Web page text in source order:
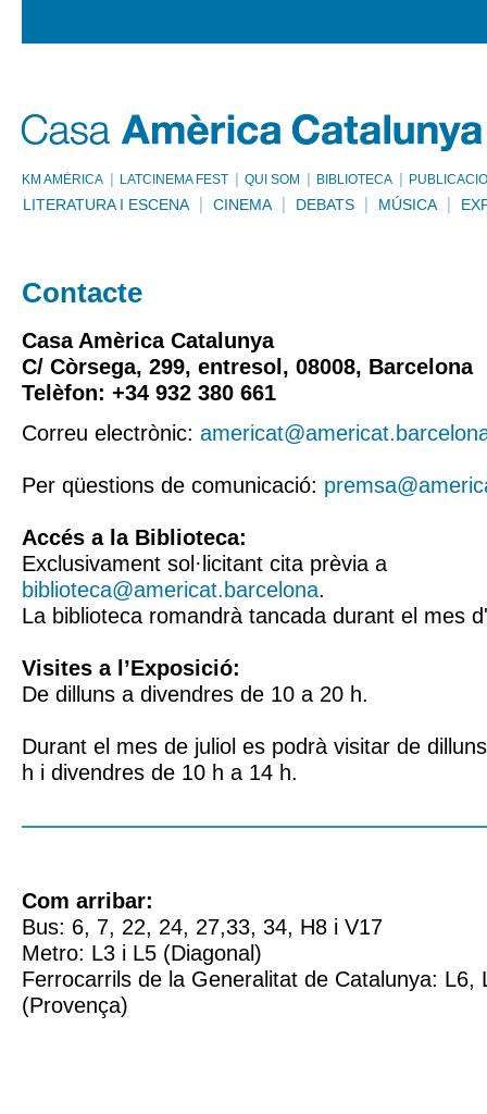
KM AMÈRICA LATCINEMA FEST QUI SOM BIBLIOTECA
LITERATURA I ESCENA CINEMA DEBATS MÚSICA
Contacte
Casa Amèrica Catalunya
C/ Còrsega, 299, entresol, 08008, Barcelona
Telèfon: +34 932 380 661
Correu electrònic:
Per qüestions de comunicació:
Accés a la Biblioteca:
Exclusivament sol·licitant cita prèvia a
biblioteca@americat.barcelona.
La biblioteca romandrà tancada durant el mes
Visites a l’Exposició:
De dilluns a divendres de 10 a 20 h.
Durant el mes de juliol es podrà visitar de
h i divendres de 10 h a 14 h.
Com arribar:
Bus: 6, 7, 22, 24, 27,33, 34, H8 i V17
Metro: L3 i L5 (Diagonal)
Ferrocarrils de la Generalitat de Catalunya: L6,
(Provença)